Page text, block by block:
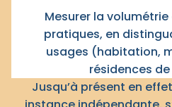
Mesurer la
pratiques, en
usages (habitation,
résidences
Jusqu’à présent en